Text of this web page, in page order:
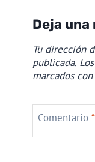
Deja
Tu dirección
publicada.
marcados con
Comentario *